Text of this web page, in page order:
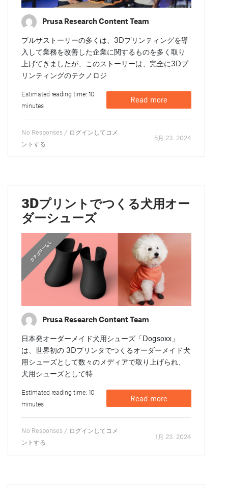
Prusa Research Content Team
プルサストーリーの多くは、3Dプリンティングを導
入して業務を改善した企業に関するものを多く取り
上げてきましたが、このストーリーは、完全に3Dプ
リンティングのテクノロジ
Estimated reading time: 10
minutes
Read more
No Responses / ログインしてコメ
ントする
5月 23. 2024
3Dプリントでつくる犬用オー
ダーシューズ
カテゴリーなし
Prusa Research Content Team
日本発オーダーメイド犬用シューズ「Dogsoxx」
は、世界初の 3Dプリンタでつくるオーダーメイド犬
用シューズとして数々のメディアで取り上げられ、
犬用シューズとして特
Estimated reading time: 10
minutes
Read more
No Responses / ログインしてコメ
ントする
1月 23. 2024